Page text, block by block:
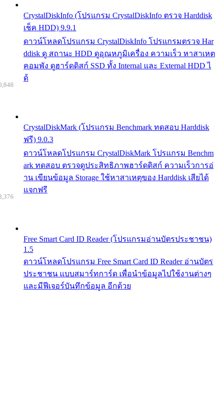
CrystalDiskInfo (โปรแกรม CrystalDiskInfo ตรวจ Harddisk
เช็ค HDD) 9.9.1
ดาวน์โหลดโปรแกรม CrystalDiskInfo โปรแกรมตรวจ Har
ddisk ดู สถานะ HDD ดูอุณหภูมิเครื่อง ความเร็ว หาสาเหต
คอมพัง ดูฮาร์ดดิสก์ SSD ทั้ง Internal และ External HDD ไ
ด้
CrystalDiskMark (โปรแกรม Benchmark ทดสอบ Harddisk
ฟรี) 9.0.3
ดาวน์โหลดโปรแกรม CrystalDiskMark โปรแกรม Benchm
ark ทดสอบ ตรวจดูประสิทธิภาพฮาร์ดดิสก์ ความเร็วการอ่
าน เขียนข้อมูล Storage ใช้หาสาเหตุของ Harddisk เสียได้
แจกฟรี
Free Smart Card ID Reader (โปรแกรมอ่านบัตรประชาชน)
1.5
ดาวน์โหลดโปรแกรม Free Smart Card ID Reader อ่านบัตร
ประชาชน แบบสมาร์ทการ์ด เพื่อนำข้อมูลไปใช้งานต่างๆ
และมีฟีเจอร์บันทึกข้อมูล อีกด้วย